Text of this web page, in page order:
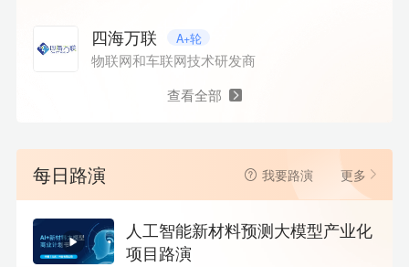
四海万联 A+轮
物联网和车联网技术研发商
查看全部
每日路演 我要路演 更多
人工智能新材料预测大模型产业化
项目路演